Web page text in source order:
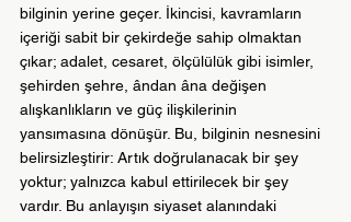
bilginin yerine geçer. İkincisi, kavramların
içeriği sabit bir çekirdeğe sahip olmaktan
çıkar; adalet, cesaret, ölçülülük gibi isimler,
şehirden şehre, ândan âna değişen
alışkanlıkların ve güç ilişkilerinin
yansımasına dönüşür. Bu, bilginin nesnesini
belirsizleştirir: Artık doğrulanacak bir şey
yoktur; yalnızca kabul ettirilecek bir şey
vardır. Bu anlayışın siyaset alanındaki